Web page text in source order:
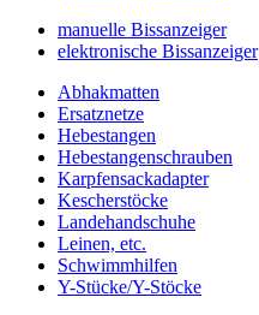
manuelle Bissanzeiger
elektronische Bissanzeiger
Abhakmatten
Ersatznetze
Hebestangen
Hebestangenschrauben
Karpfensackadapter
Kescherstöcke
Landehandschuhe
Leinen, etc.
Schwimmhilfen
Y-Stücke/Y-Stöcke